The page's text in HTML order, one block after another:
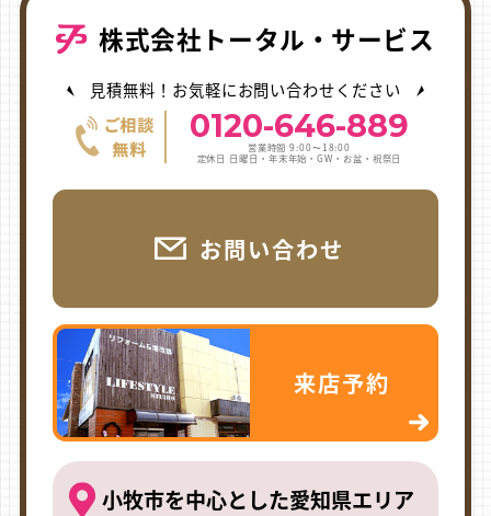
株式会社トータル・サービス
見積無料！お気軽にお問い合わせください
0120-646-889
営業時間 9:00〜18:00
定休日 日曜日・年末年始・GW・お盆・祝祭日
お問い合わせ
来店予約
小牧市を中心とした愛知県エリア